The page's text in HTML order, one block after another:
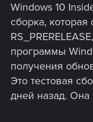
Windows 10
сборка, которая
программы
получения
Это тестовая
дней назад. Она